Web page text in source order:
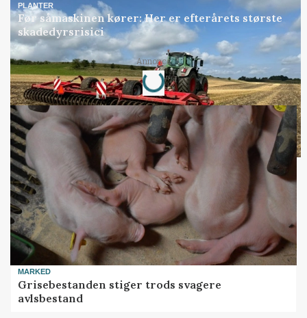
PLANTER
Før såmaskinen kører: Her er efterårets største
skadedyrsrisici
Annonce
Loading...
MARKED
Grisebestanden stiger trods svagere
avlsbestand